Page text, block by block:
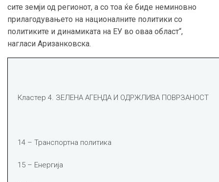
сите земји од регионот, а со тоа ќе биде неминовно
прилагодувањето на националните политики со
политиките и динамиката на ЕУ во оваа област“,
нагласи Аризанковска.
Кластер 4. ЗЕЛЕНА АГЕНДА И ОДРЖЛИВА ПОВРЗАНОСТ
14 – Транспортна политика
15 – Енергија